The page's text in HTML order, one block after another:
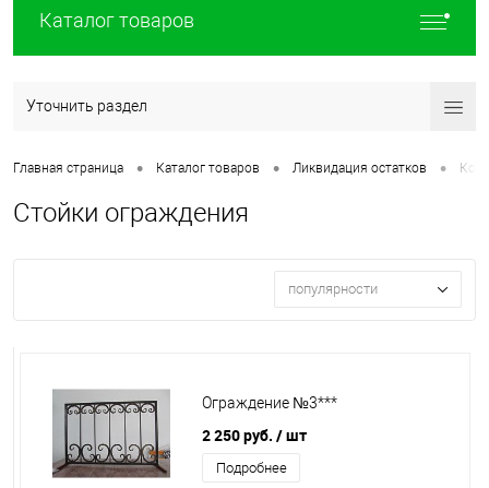
Каталог товаров
Уточнить раздел
Главная страница • Каталог товаров • Ликвидация остатков •
Стойки ограждения
популярности
Ограждение №3***
2 250 руб. / шт
Подробнее